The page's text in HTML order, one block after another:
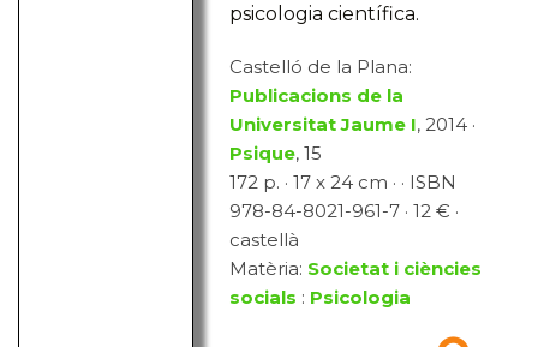
psicologia científica.
Castelló de la Plana:
Publicacions de la
Universitat Jaume I, 2014 ·
Psique, 15
172 p. · 17 x 24 cm · · ISBN
978-84-8021-961-7 · 12 € ·
castellà
Matèria: Societat i ciències
socials : Psicologia